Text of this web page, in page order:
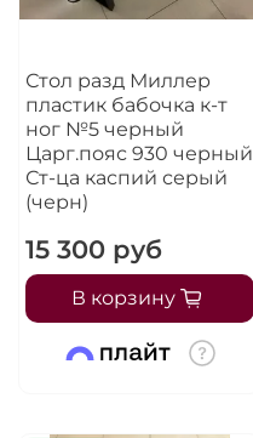
Стол разд Миллер
пластик бабочка к-т
ног №5 черный
Царг.пояс 930 черный
Ст-ца каспий серый
(черн)
15 300 руб
В корзину